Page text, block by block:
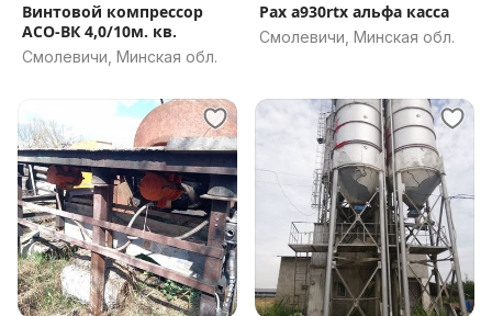
Винтовой компрессор
АСО-ВК 4,0/10м. кв.
Смолевичи, Минская обл.
Pax a930rtx альфа касса
Смолевичи, Минская обл.